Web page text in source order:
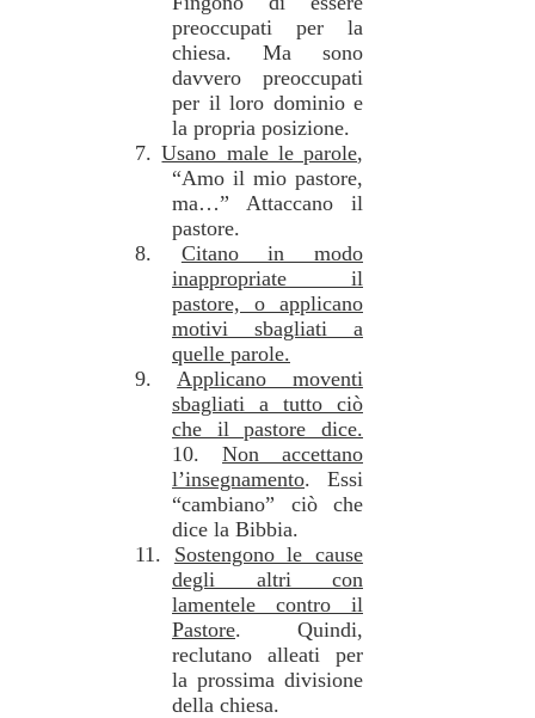
preoccupati per la
chiesa. Ma sono
davvero preoccupati
per il loro dominio e
la propria posizione.
7.Usano male le parole,
“Amo il mio pastore,
ma…” Attaccano il
pastore.
8. Citano in modo
inappropriate il
pastore, o applicano
motivi sbagliati a
quelle parole.
9.Applicano moventi
sbagliati a tutto ciò
che il pastore dice.
10. Non accettano
l’insegnamento. Essi
“cambiano” ciò che
dice la Bibbia.
11. Sostengono le cause
degli altri con
lamentele contro il
Pastore. Quindi,
reclutano alleati per
la prossima divisione
della chiesa.